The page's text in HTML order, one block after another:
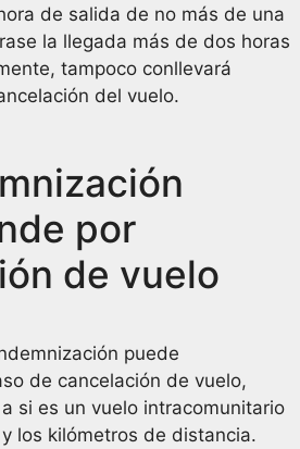
de salida de no más de una
la llegada más de dos horas
tampoco conllevará
del vuelo.
por
de vuelo
puede
de cancelación de vuelo,
si es un vuelo intracomunitario
los kilómetros de distancia.